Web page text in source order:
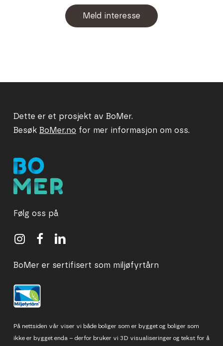
Meld interesse
Dette er et prosjekt av BoMer.
Besøk BoMer.no for mer informasjon om oss.
Følg oss på
BoMer er sertifisert som miljøfyrtårn
På nettsiden vår viser vi både boliger som er bygget og boliger som
ikke er bygget enda – derfor bruker vi 3D visualiseringer og tekst for å